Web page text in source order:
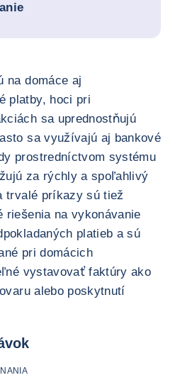
na domáce aj
platby, hoci pri
sa uprednostňujú
sa využívajú aj bankové
prostredníctvom systému
za rýchly a spoľahlivý
trvalé príkazy sú tiež
riešenia na vykonávanie
platieb a sú
pri domácich
vystavovať faktúry ako
alebo poskytnutí